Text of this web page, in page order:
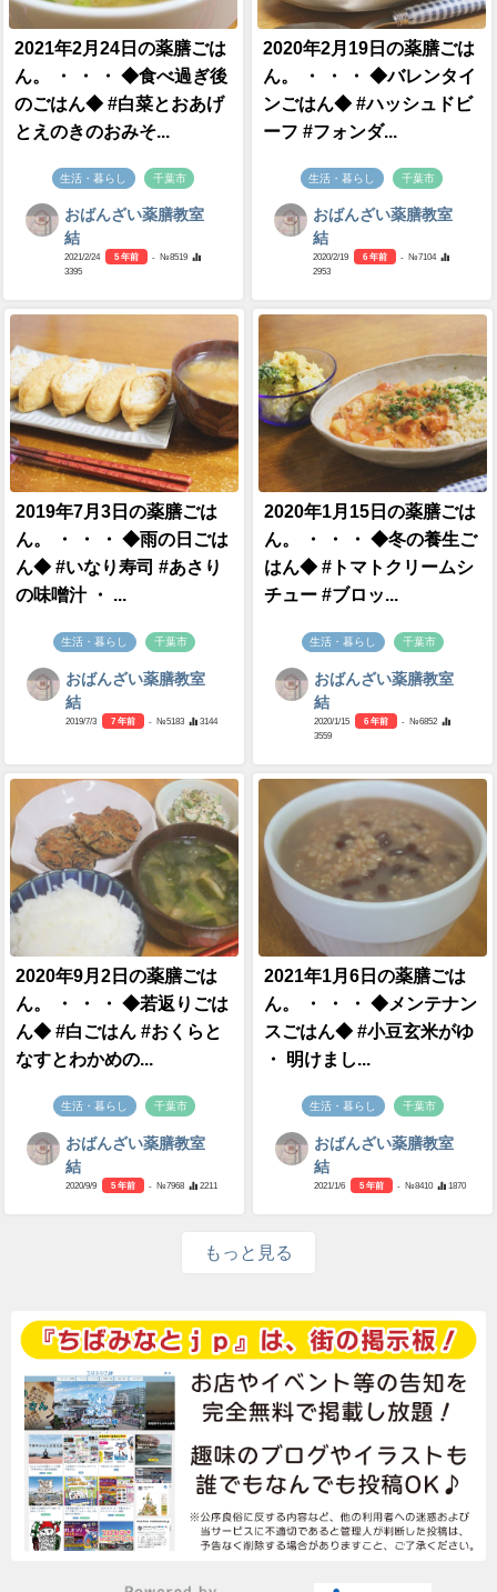
2021年2月24日の薬膳ごは
ん。 ・ ・ ・ ◆食べ過ぎ後
のごはん◆ #白菜とおあげ
とえのきのおみそ...
生活・暮らし 千葉市
おばんざい薬膳教室
結
2021/2/24 5 年前
- №8519
3395
2020年2月19日の薬膳ごは
ん。 ・ ・ ・ ◆バレンタイ
ンごはん◆ #ハッシュドビ
ーフ #フォンダ...
生活・暮らし 千葉市
おばんざい薬膳教室
結
2020/2/19 6 年前
- №7104
2953
2019年7月3日の薬膳ごは
ん。 ・ ・ ・ ◆雨の日ごは
ん◆ #いなり寿司 #あさり
の味噌汁 ・ ...
生活・暮らし 千葉市
おばんざい薬膳教室
結
2019/7/3 7 年前 - №5183 3144
2020年1月15日の薬膳ごは
ん。 ・ ・ ・ ◆冬の養生ご
はん◆ #トマトクリームシ
チュー #ブロッ...
生活・暮らし 千葉市
おばんざい薬膳教室
結
2020/1/15 6 年前
- №6852
3559
2020年9月2日の薬膳ごは
ん。 ・ ・ ・ ◆若返りごは
ん◆ #白ごはん #おくらと
なすとわかめの...
生活・暮らし 千葉市
おばんざい薬膳教室
結
2020/9/9 5 年前 - №7968 2211
2021年1月6日の薬膳ごは
ん。 ・ ・ ・ ◆メンテナン
スごはん◆ #小豆玄米がゆ
・ 明けまし...
生活・暮らし 千葉市
おばんざい薬膳教室
結
2021/1/6 5 年前 - №8410 1870
もっと見る